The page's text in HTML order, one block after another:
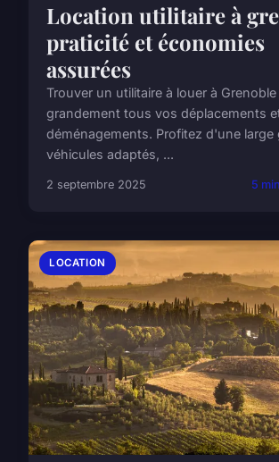
Location utilitaire à
praticité et économies
assurées
Trouver un utilitaire à louer à
grandement tous vos déplacements
déménagements. Profitez d'une large
véhicules adaptés, ...
2 septembre 2025 5
LOCATION